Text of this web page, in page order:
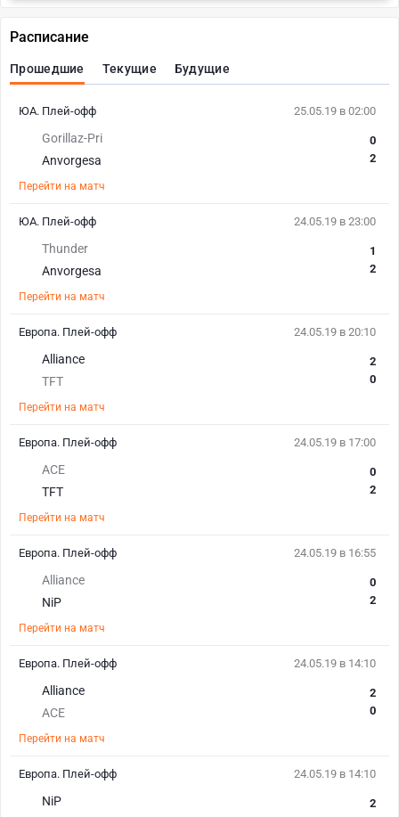
Расписание
Прошедшие Текущие Будущие
25.05.19 в 02:00
Gorillaz-Pri
Anvorgesa
0
2
Перейти на матч
ЮА. Плей-офф
24.05.19 в 23:00
Thunder
Anvorgesa
1
2
Перейти на матч
ЮА. Плей-офф
24.05.19 в 20:10
Alliance
TFT
2
0
Перейти на матч
Европа. Плей-офф
24.05.19 в 17:00
ACE
TFT
0
2
Перейти на матч
Европа. Плей-офф
24.05.19 в 16:55
Alliance
NiP
0
2
Перейти на матч
Европа. Плей-офф
24.05.19 в 14:10
Alliance
ACE
2
0
Перейти на матч
Европа. Плей-офф
24.05.19 в 14:10
NiP
2
Европа. Плей-офф